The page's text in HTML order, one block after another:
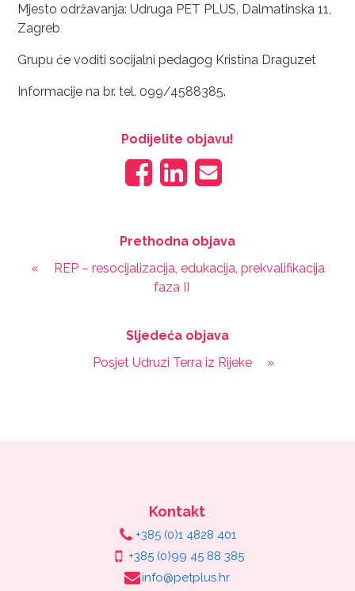
Mjesto održavanja: Udruga PET PLUS, Dalmatinska 11,
Zagreb
Grupu će voditi socijalni pedagog Kristina Draguzet
Informacije na br. tel. 099/4588385.
Podijelite objavu!
Prethodna objava
«
REP – resocijalizacija, edukacija, prekvalifikacija
faza II
Sljedeća objava
Posjet Udruzi Terra iz Rijeke
»
Kontakt
+385 (0)1 4828 401
+385 (0)99 45 88 385
info@petplus.hr